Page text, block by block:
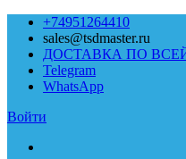
Перейти
содержимому
+74951264410
sales@tsdmaster.ru
ДОСТАВКА ПО
Telegram
WhatsApp
Войти